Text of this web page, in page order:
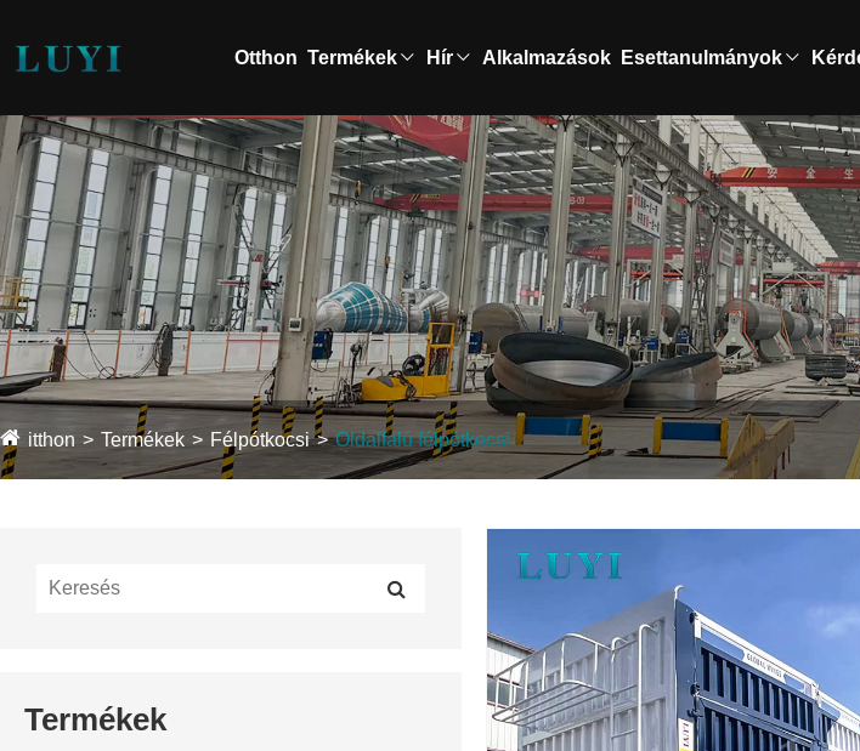
Otthon Termékek Hír Alkalmazások Esettanulmányok
itthon Termékek Félpótkocsi Oldalfalú félpótkocsi
Termékek